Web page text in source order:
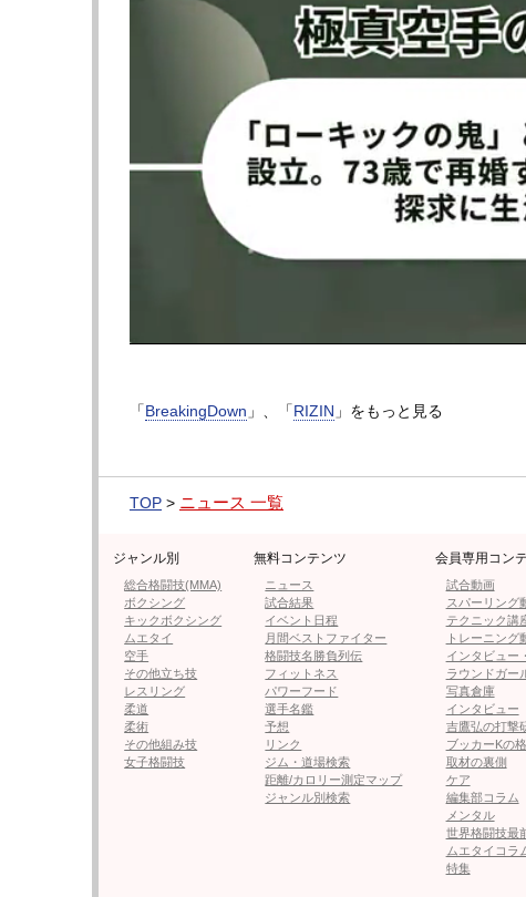
鈴木は「失礼しました」と謝罪し、共に相手の
合わせるファイトスタイルだったことから「半
その中で、鈴木は3週間後に迫った広島大会の
が自分の中で消化不良が強いし、面白くない試
いをぶつけると、榊原代表が受け止めた。
対戦相手は今後発表される予定だが、榊原代表
▶︎次ページは【動画2点】“怪物くん”鈴木、パウ
・【RIZIN】ジョリー、平本蓮との因
・170cmのハイレグ“脚長”ラウンド
・メイウェザー、元K-1ザンビディ
・【BD】元王者・井原良太郎、
「BreakingDown 」、「RIZIN 」をもっと見る
TOP > ニュース 一覧
ジャンル別
総合格闘技(MMA)
ボクシング
キックボクシング
ムエタイ
空手
その他立ち技
レスリング
柔道
柔術
その他組み技
女子格闘技
無料コンテンツ
ニュース
試合結果
イベント日程
月間ベストファイター
格闘技名勝負列伝
フィットネス
パワーフード
選手名鑑
予想
リンク
ジム・道場検索
距離/カロリー測定マップ
ジャンル別検索
会員専用コン
試合動画
スパーリング
テクニック講
トレーニング
インタビュー
ラウンドガー
写真倉庫
インタビュー
吉鷹弘の打撃
ブッカーKの
取材の裏側
ケア
編集部コラム
メンタル
世界格闘技最
ムエタイコラ
特集